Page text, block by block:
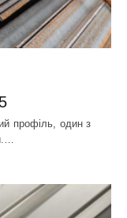
профіль, один з